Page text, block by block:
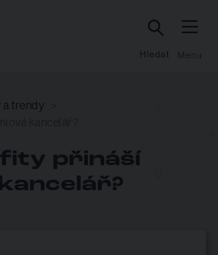
Hledat Menu
a trendy
přináší